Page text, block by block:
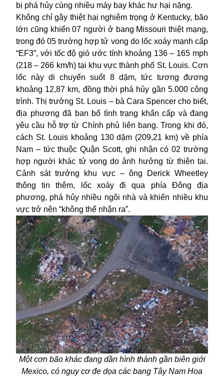
bị phá hủy cùng nhiều máy bay khác hư hại nặng.
Không chỉ gây thiệt hại nghiêm trọng ở Kentucky, bão
lớn cũng khiến 07 người ở bang Missouri thiệt mạng,
trong đó 05 trường hợp tử vong do lốc xoáy mạnh cấp
“EF3”, với tốc độ gió ước tính khoảng 136 – 165 mph
(218 – 266 km/h) tại khu vực thành phố St. Louis. Cơn
lốc này di chuyển suốt 8 dặm, tức tương đương
khoảng 12,87 km, đồng thời phá hủy gần 5.000 công
trình. Thị trưởng St. Louis – bà Cara Spencer cho biết,
địa phương đã ban bố tình trạng khẩn cấp và đang
yêu cầu hỗ trợ từ Chính phủ liên bang. Trong khi đó,
cách St. Louis khoảng 130 dặm (209,21 km) về phía
Nam – tức thuộc Quận Scott, ghi nhận có 02 trường
hợp người khác tử vong do ảnh hưởng từ thiên tai.
Cảnh sát trưởng khu vực – ông Derick Wheetley
thông tin thêm, lốc xoáy đi qua phía Đông địa
phương, phá hủy nhiều ngôi nhà và khiến nhiều khu
vực trở nên “không thể nhận ra”.
Một cơn bão khác đang dần hình thành gần biên giới
Mexico, có nguy cơ đe dọa các bang Tây Nam Hoa